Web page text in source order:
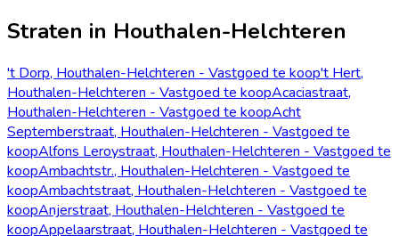
Straten in Houthalen-Helchteren
't Dorp, Houthalen-Helchteren - Vastgoed te koop't Hert,
Houthalen-Helchteren - Vastgoed te koopAcaciastraat,
Houthalen-Helchteren - Vastgoed te koopAcht
Septemberstraat, Houthalen-Helchteren - Vastgoed te
koopAlfons Leroystraat, Houthalen-Helchteren - Vastgoed te
koopAmbachtstr., Houthalen-Helchteren - Vastgoed te
koopAmbachtstraat, Houthalen-Helchteren - Vastgoed te
koopAnjerstraat, Houthalen-Helchteren - Vastgoed te
koopAppelaarstraat, Houthalen-Helchteren - Vastgoed te